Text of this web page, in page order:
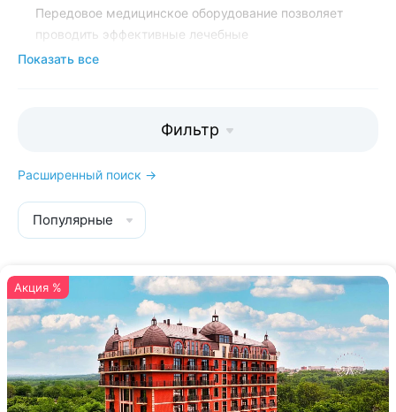
Передовое медицинское оборудование позволяет
проводить эффективные лечебные
и косметологические процедуры. Например,
и другие. Для проведения процедур используется
бренда Anne Semonin.
Менеджеры Kurort26.ru помогут
номерами и подходящим лечебным
профилем:8 (800) 700-15-77. Всем
нашим гостям мы дарим бесплатный
трансфер до санатория, скидку 20%
на экскурсии по Кавказу и приятные
подарки.
Показать все
Фильтр
Расширенный поиск →
Популярные
Акция %